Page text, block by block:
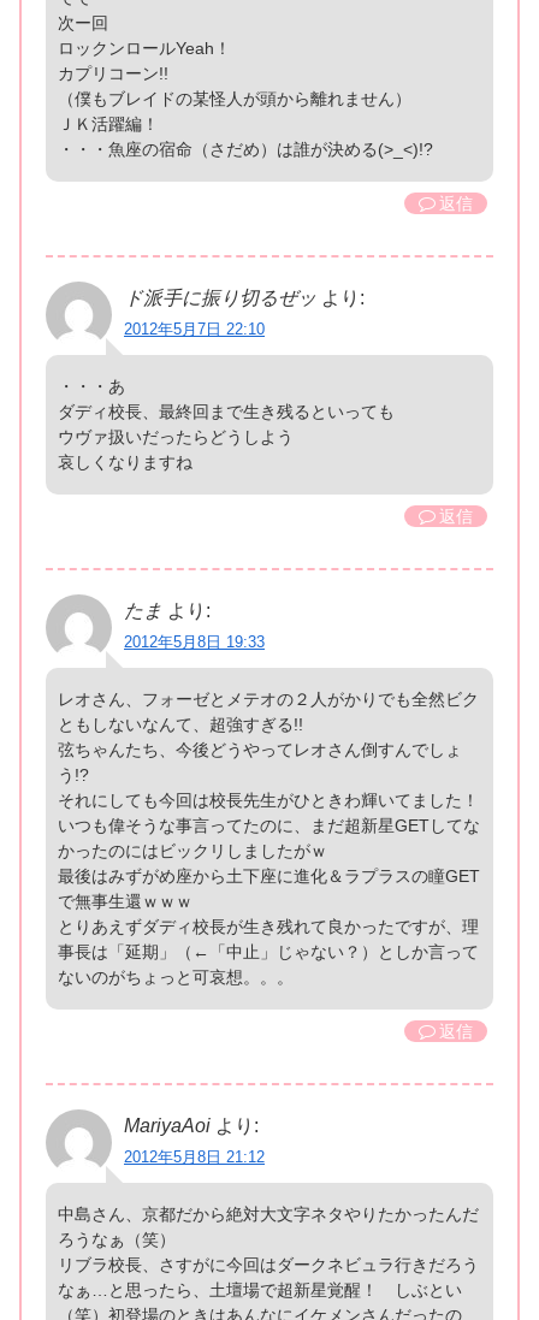
次ー回
ロックンロールYeah！
カプリコーン!!
（僕もブレイドの某怪人が頭から離れません）
ＪＫ活躍編！
・・・魚座の宿命（さだめ）は誰が決める(>_<)!?
返信
ド派手に振り切るぜッ より:
2012年5月7日 22:10
・・・あ
ダディ校長、最終回まで生き残るといっても
ウヴァ扱いだったらどうしよう
哀しくなりますね
返信
たま より:
2012年5月8日 19:33
レオさん、フォーゼとメテオの２人がかりでも全然ビク
ともしないなんて、超強すぎる!!
弦ちゃんたち、今後どうやってレオさん倒すんでしょ
う!?
それにしても今回は校長先生がひときわ輝いてました！
いつも偉そうな事言ってたのに、まだ超新星GETしてな
かったのにはビックリしましたがｗ
最後はみずがめ座から土下座に進化＆ラプラスの瞳GET
で無事生還ｗｗｗ
とりあえずダディ校長が生き残れて良かったですが、理
事長は「延期」（←「中止」じゃない？）としか言って
ないのがちょっと可哀想。。。
返信
MariyaAoi より:
2012年5月8日 21:12
中島さん、京都だから絶対大文字ネタやりたかったんだ
ろうなぁ（笑）
リブラ校長、さすがに今回はダークネビュラ行きだろう
なぁ…と思ったら、土壇場で超新星覚醒！ しぶとい
（笑）初登場のときはあんなにイケメンさんだったの